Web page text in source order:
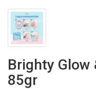
Brighty Glow
85gr